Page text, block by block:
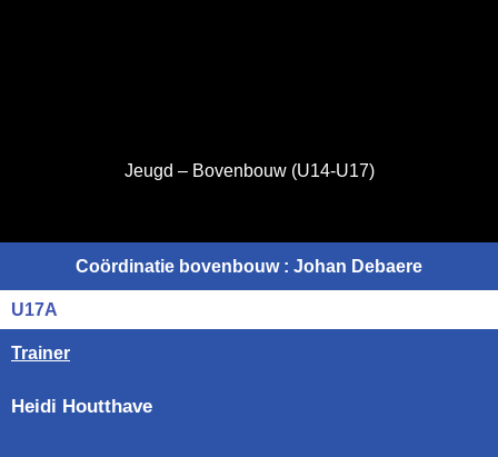
Jeugd – Bovenbouw (U14-U17)
Coördinatie bovenbouw : Johan Debaere
U17A
Trainer
Heidi Houtthave